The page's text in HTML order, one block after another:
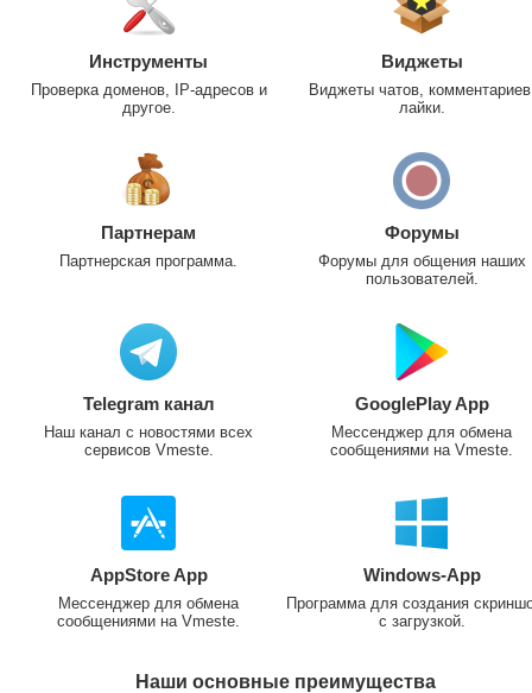
Инструменты
Проверка доменов, IP-адресов и
другое.
Виджеты
Виджеты чатов,
лайки.
Партнерам
Партнерская программа.
Форумы
Форумы для общения наших
пользователей.
Telegram канал
Наш канал с новостями всех
сервисов Vmeste.
GooglePlay App
Мессенджер для обмена
сообщениями на Vmeste.
AppStore App
Мессенджер для обмена
сообщениями на Vmeste.
Windows-App
Программа для создания
с загрузкой.
Наши основные преимущества